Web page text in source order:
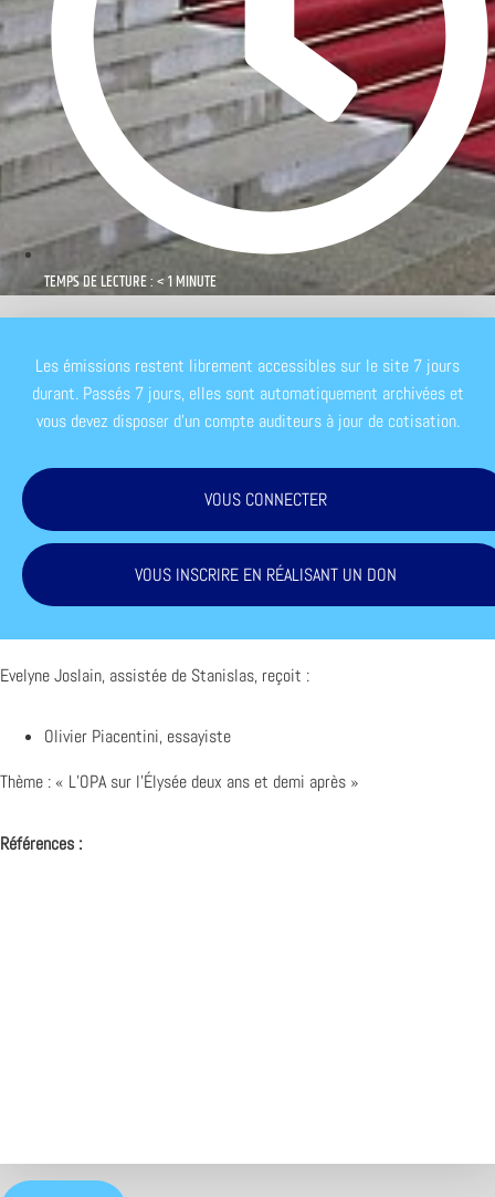
TEMPS DE LECTURE : < 1 MINUTE
Les émissions restent librement accessibles sur le site 7 jours
durant. Passés 7 jours, elles sont automatiquement archivées et
vous devez disposer d'un compte auditeurs à jour de cotisation.
VOUS CONNECTER
VOUS INSCRIRE EN RÉALISANT UN DON
Evelyne Joslain, assistée de Stanislas, reçoit :
Olivier Piacentini, essayiste
Thème : « L’OPA sur l’Élysée deux ans et demi après »
Références :